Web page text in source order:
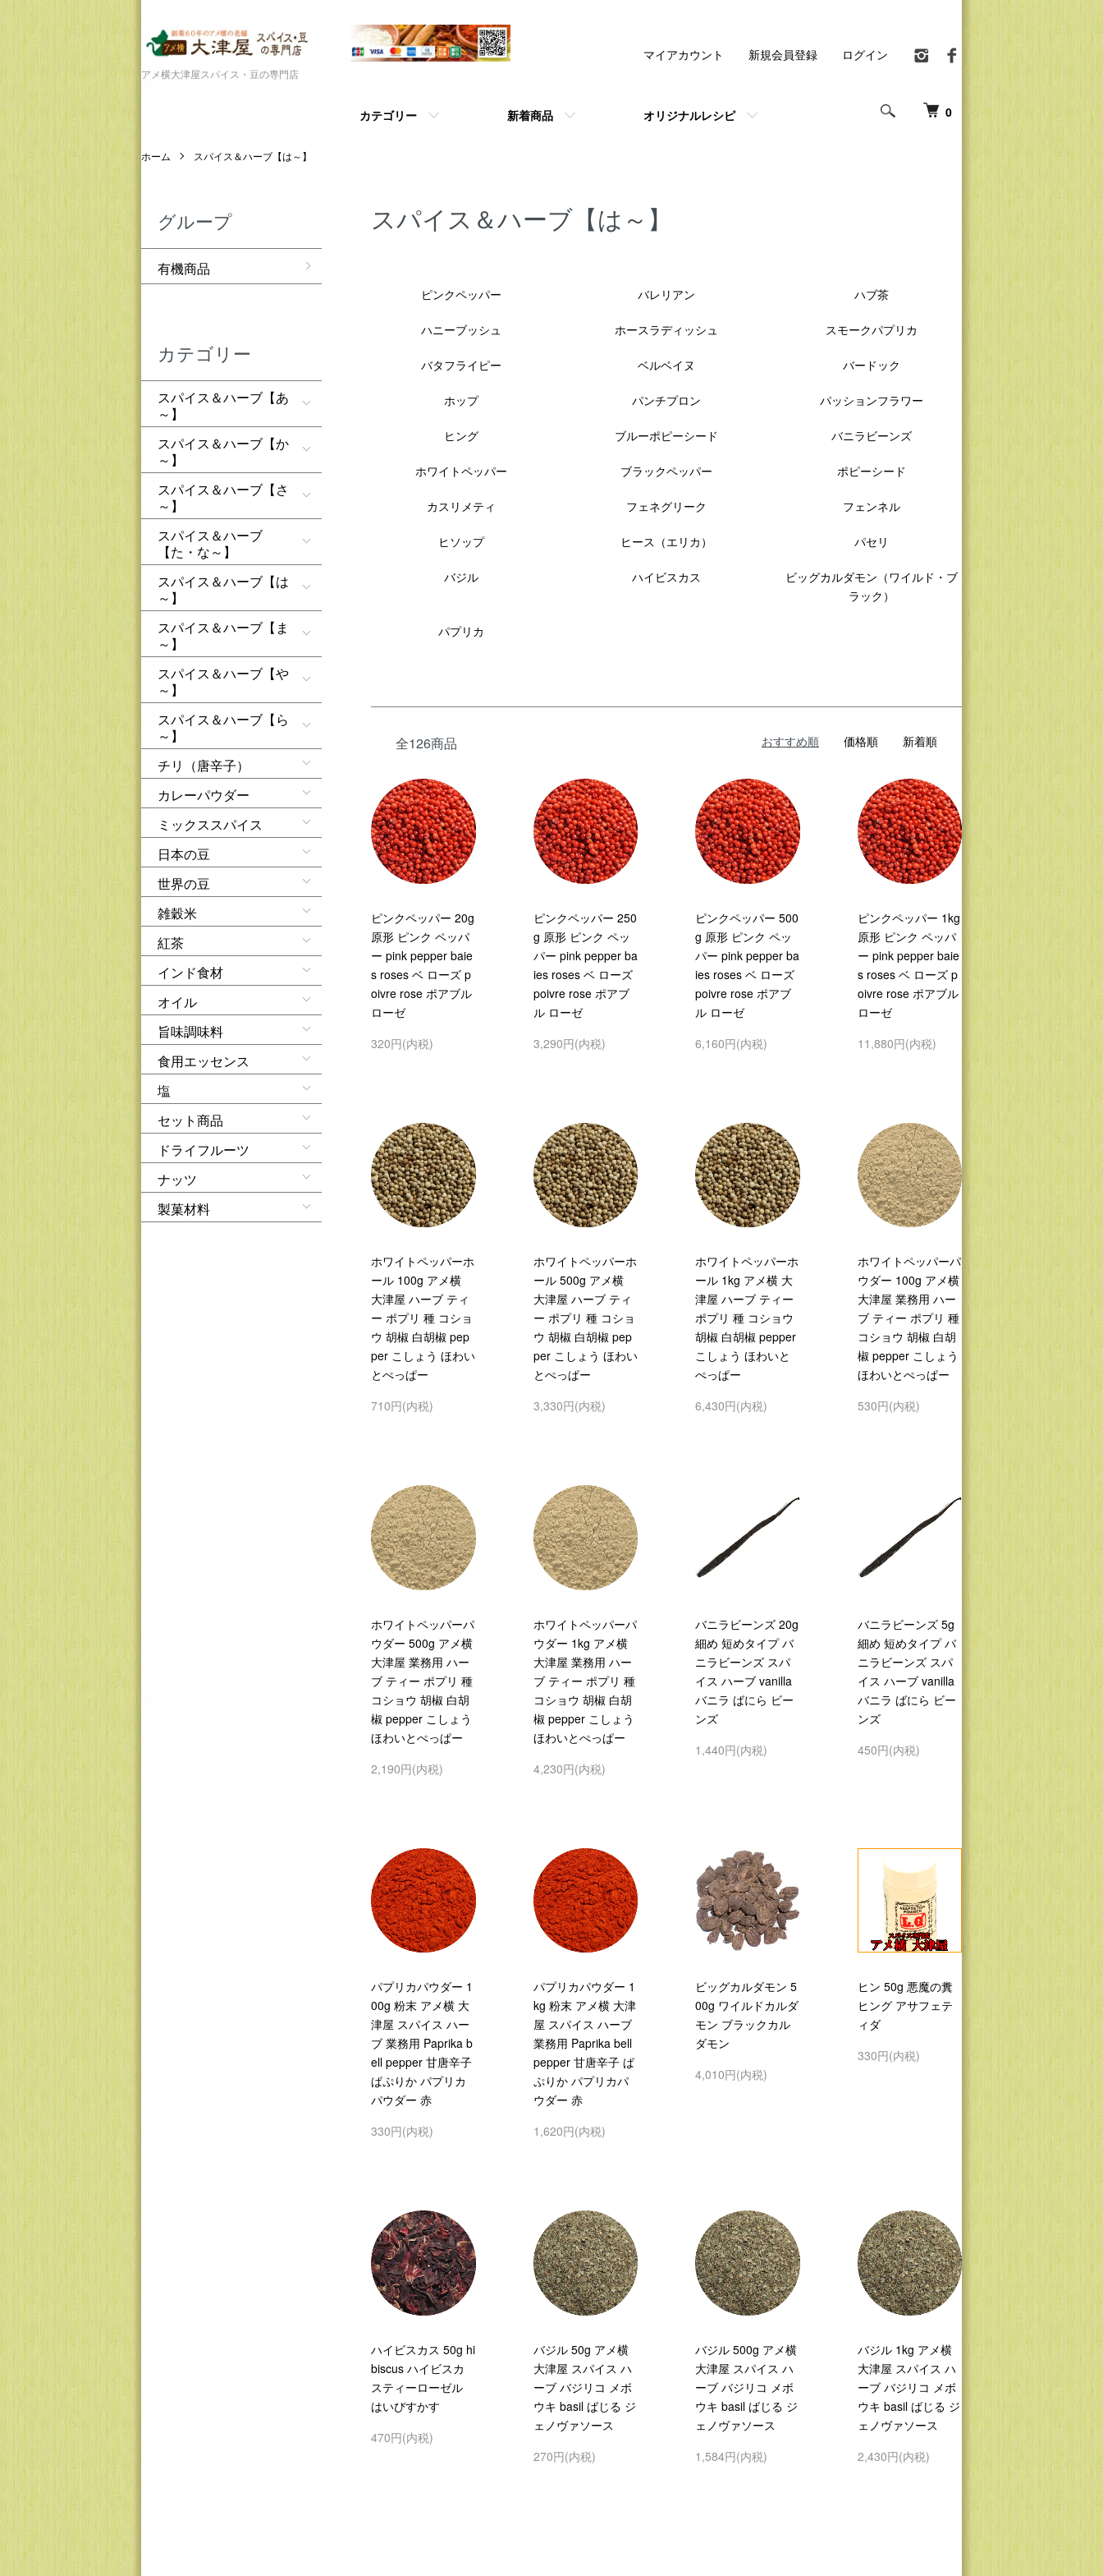
アメ横大津屋スパイス・豆の専門店
0
カテゴリー 新着商品 オリジナルレシピ
マイアカウント 新規会員登録 ログイン
ホーム スパイス＆ハーブ【は～】
スパイス＆ハーブ【は～】
ピンクペッパー バレリアン ハブ茶
ハニーブッシュ ホースラディッシュ スモークパプリカ
バタフライピー ベルベイヌ バードック
ホップ パンチプロン パッションフラワー
ヒング ブルーポピーシード バニラビーンズ
ホワイトペッパー ブラックペッパー ポピーシード
カスリメティ フェネグリーク フェンネル
ヒソップ ヒース（エリカ） パセリ
バジル ハイビスカス
ビッグカルダモン（ワイルド・ブ
ラック）
パプリカ
全126商品 おすすめ順 価格順 新着順
ピンクペッパー 20g
原形 ピンク ペッパ
ー pink pepper baie
s roses ベ ローズ p
oivre rose ポアブル
ローゼ
320円(内税)
ピンクペッパー 250
g 原形 ピンク ペッ
パー pink pepper ba
ies roses ベ ローズ
poivre rose ポアブ
ル ローゼ
3,290円(内税)
ピンクペッパー 500
g 原形 ピンク ペッ
パー pink pepper ba
ies roses ベ ローズ
poivre rose ポアブ
ル ローゼ
6,160円(内税)
ピンクペッパー 1kg
原形 ピンク ペッパ
ー pink pepper baie
s roses ベ ローズ p
oivre rose ポアブル
ローゼ
11,880円(内税)
ホワイトペッパーホ
ール 100g アメ横
大津屋 ハーブ ティ
ー ポプリ 種 コショ
ウ 胡椒 白胡椒 pep
per こしょう ほわい
とぺっぱー
710円(内税)
ホワイトペッパーホ
ール 500g アメ横
大津屋 ハーブ ティ
ー ポプリ 種 コショ
ウ 胡椒 白胡椒 pep
per こしょう ほわい
とぺっぱー
3,330円(内税)
ホワイトペッパーホ
ール 1kg アメ横 大
津屋 ハーブ ティー
ポプリ 種 コショウ
胡椒 白胡椒 pepper
こしょう ほわいと
ぺっぱー
6,430円(内税)
ホワイトペッパーパ
ウダー 100g アメ横
大津屋 業務用 ハー
ブ ティー ポプリ 種
コショウ 胡椒 白胡
椒 pepper こしょう
ほわいとぺっぱー
530円(内税)
ホワイトペッパーパ
ウダー 500g アメ横
大津屋 業務用 ハー
ブ ティー ポプリ 種
コショウ 胡椒 白胡
椒 pepper こしょう
ほわいとぺっぱー
2,190円(内税)
ホワイトペッパーパ
ウダー 1kg アメ横
大津屋 業務用 ハー
ブ ティー ポプリ 種
コショウ 胡椒 白胡
椒 pepper こしょう
ほわいとぺっぱー
4,230円(内税)
バニラビーンズ 20g
細め 短めタイプ バ
ニラビーンズ スパ
イス ハーブ vanilla
バニラ ばにら ビー
ンズ
1,440円(内税)
バニラビーンズ 5g
細め 短めタイプ バ
ニラビーンズ スパ
イス ハーブ vanilla
バニラ ばにら ビー
ンズ
450円(内税)
パプリカパウダー 1
00g 粉末 アメ横 大
津屋 スパイス ハー
ブ 業務用 Paprika b
ell pepper 甘唐辛子
ぱぷりか パプリカ
パウダー 赤
330円(内税)
パプリカパウダー 1
kg 粉末 アメ横 大津
屋 スパイス ハーブ
業務用 Paprika bell
pepper 甘唐辛子 ぱ
ぷりか パプリカパ
ウダー 赤
1,620円(内税)
ビッグカルダモン 5
00g ワイルドカルダ
モン ブラックカル
ダモン
4,010円(内税)
ヒン 50g 悪魔の糞
ヒング アサフェテ
ィダ
330円(内税)
ハイビスカス 50g hi
biscus ハイビスカ
スティーローゼル
はいびすかす
470円(内税)
バジル 50g アメ横
大津屋 スパイス ハ
ーブ バジリコ メボ
ウキ basil ばじる ジ
ェノヴァソース
270円(内税)
バジル 500g アメ横
大津屋 スパイス ハ
ーブ バジリコ メボ
ウキ basil ばじる ジ
ェノヴァソース
1,584円(内税)
バジル 1kg アメ横
大津屋 スパイス ハ
ーブ バジリコ メボ
ウキ basil ばじる ジ
ェノヴァソース
2,430円(内税)
グループ
有機商品
カテゴリー
スパイス＆ハーブ【あ
～】
スパイス＆ハーブ【か
～】
スパイス＆ハーブ【さ
～】
スパイス＆ハーブ
【た・な～】
スパイス＆ハーブ【は
～】
スパイス＆ハーブ【ま
～】
スパイス＆ハーブ【や
～】
スパイス＆ハーブ【ら
～】
チリ（唐辛子）
カレーパウダー
ミックススパイス
日本の豆
世界の豆
雑穀米
紅茶
インド食材
オイル
旨味調味料
食用エッセンス
塩
セット商品
ドライフルーツ
ナッツ
製菓材料